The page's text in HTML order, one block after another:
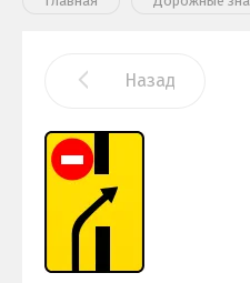
Назад